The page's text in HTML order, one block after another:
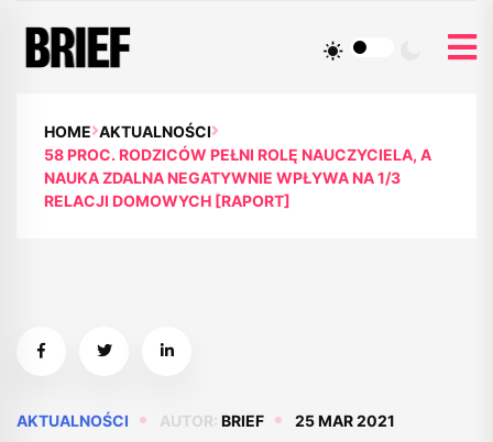
HOME AKTUALNOŚCI
58 PROC. RODZICÓW PEŁNI ROLĘ NAUCZYCIELA, A
NAUKA ZDALNA NEGATYWNIE WPŁYWA NA 1/3
RELACJI DOMOWYCH [RAPORT]
AKTUALNOŚCI AUTOR: BRIEF 25 MAR 2021